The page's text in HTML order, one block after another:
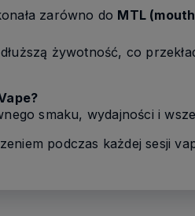
zarówno do MTL
żywotność, co
smaku, wydajności i
podczas każdej sesji